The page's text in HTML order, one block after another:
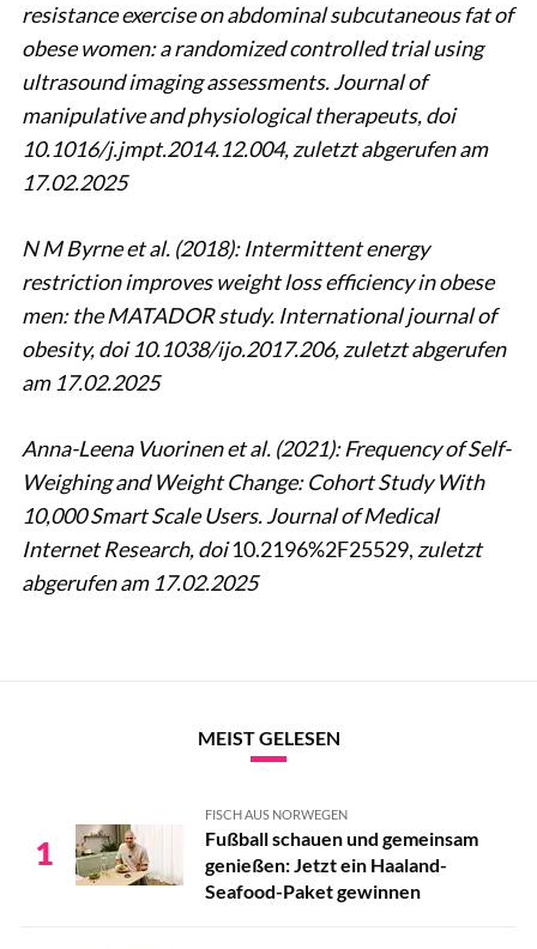
resistance exercise on abdominal subcutaneous fat of
obese women: a randomized controlled trial using
ultrasound imaging assessments. Journal of
manipulative and physiological therapeuts, doi
10.1016/j.jmpt.2014.12.004,zuletzt abgerufen am
17.02.2025
N M Byrne et al. (2018): Intermittent energy
restriction improves weight loss efficiency in obese
men: the MATADOR study. International journal of
obesity, doi 10.1038/ijo.2017.206,zuletzt abgerufen
am 17.02.2025
Anna-Leena Vuorinen et al. (2021): Frequency of Self-
Weighing and Weight Change: Cohort Study With
10,000 Smart Scale Users. Journal of Medical
Internet Research, doi10.2196%2F25529, zuletzt
abgerufen am 17.02.2025
MEIST GELESEN
1
FISCH AUS NORWEGEN
Fußball schauen und gemeinsam
genießen: Jetzt ein Haaland-
Seafood-Paket gewinnen